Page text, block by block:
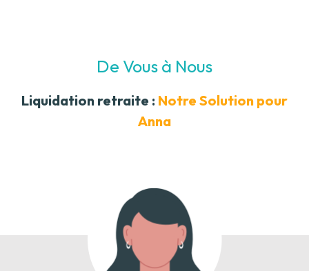
De Vous à Nous
Liquidation retraite : Notre Solution pour
Anna